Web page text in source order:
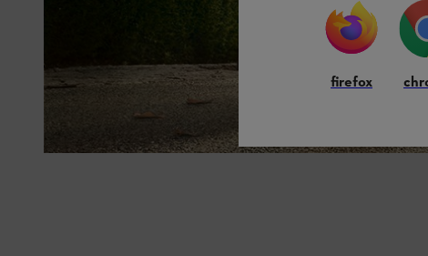
firefox